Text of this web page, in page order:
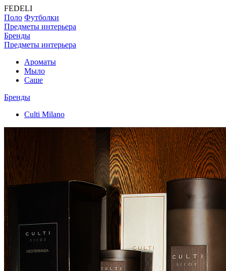
FEDELI
Поло Футболки
Предметы интерьера
Бренды
Предметы интерьера
Ароматы
Мыло
Саше
Бренды
Culti Milano